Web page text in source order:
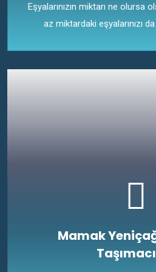
Eşyalarınızın miktarı ne olursa
az miktardaki eşyalarınızı
Mamak